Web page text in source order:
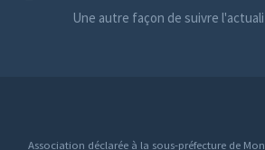
Une autre façon de suivre
Association déclarée à la sous-préfecture de